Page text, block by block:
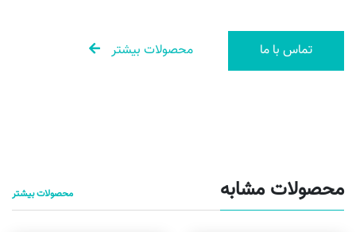
تماس با ما محصولات بیشتر
محصولات مشابه محصولات بیشتر